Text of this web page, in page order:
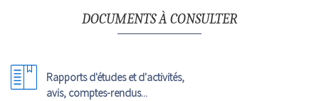
DOCUMENTS À CONSULTER
Rapports d'études et d'activités,
avis, comptes-rendus...